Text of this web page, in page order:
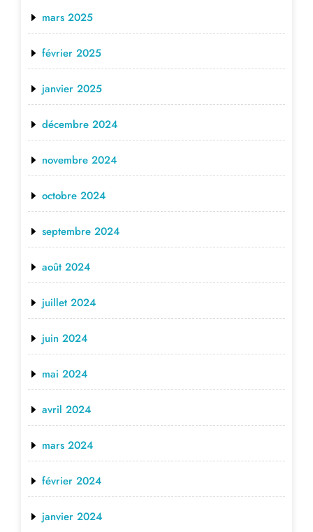
mars 2025
février 2025
janvier 2025
décembre 2024
novembre 2024
octobre 2024
septembre 2024
août 2024
juillet 2024
juin 2024
mai 2024
avril 2024
mars 2024
février 2024
janvier 2024